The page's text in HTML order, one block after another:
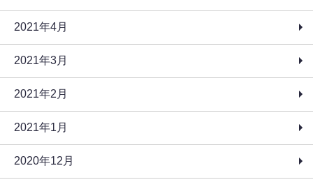
2021年4月
2021年3月
2021年2月
2021年1月
2020年12月